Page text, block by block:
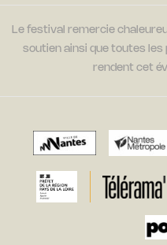
Le festival remercie
soutien ainsi que toutes les
rendent cet